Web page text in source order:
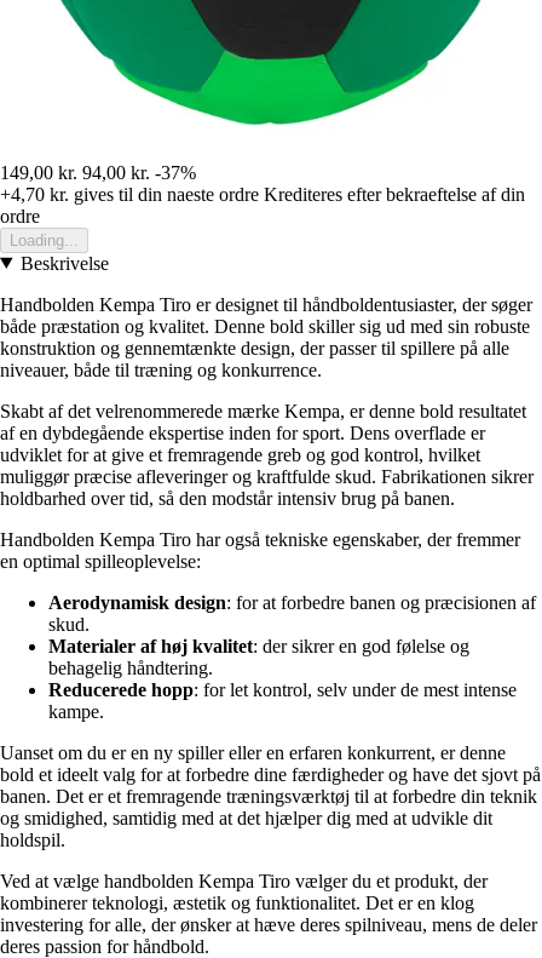
149,00 kr. 94,00 kr. -37%
+4,70 kr. gives til din naeste ordre Krediteres efter bekraeftelse af din
ordre
Loading...
Beskrivelse
Handbolden Kempa Tiro er designet til håndboldentusiaster, der søger
både præstation og kvalitet. Denne bold skiller sig ud med sin robuste
konstruktion og gennemtænkte design, der passer til spillere på alle
niveauer, både til træning og konkurrence.
Skabt af det velrenommerede mærke Kempa, er denne bold resultatet
af en dybdegående ekspertise inden for sport. Dens overflade er
udviklet for at give et fremragende greb og god kontrol, hvilket
muliggør præcise afleveringer og kraftfulde skud. Fabrikationen sikrer
holdbarhed over tid, så den modstår intensiv brug på banen.
Handbolden Kempa Tiro har også tekniske egenskaber, der fremmer
en optimal spilleoplevelse:
Aerodynamisk design: for at forbedre banen og præcisionen af
skud.
Materialer af høj kvalitet: der sikrer en god følelse og
behagelig håndtering.
Reducerede hopp: for let kontrol, selv under de mest intense
kampe.
Uanset om du er en ny spiller eller en erfaren konkurrent, er denne
bold et ideelt valg for at forbedre dine færdigheder og have det sjovt på
banen. Det er et fremragende træningsværktøj til at forbedre din teknik
og smidighed, samtidig med at det hjælper dig med at udvikle dit
holdspil.
Ved at vælge handbolden Kempa Tiro vælger du et produkt, der
kombinerer teknologi, æstetik og funktionalitet. Det er en klog
investering for alle, der ønsker at hæve deres spilniveau, mens de deler
deres passion for håndbold.